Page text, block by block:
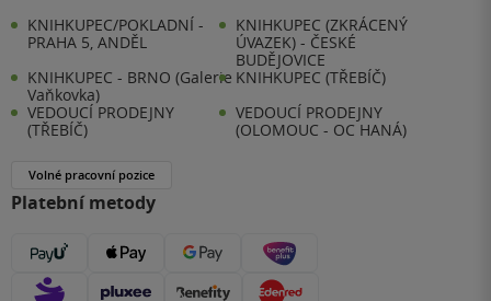
KNIHKUPEC/POKLADNÍ -
PRAHA 5, ANDĚL
KNIHKUPEC (ZKRÁCENÝ
ÚVAZEK) - ČESKÉ
BUDĚJOVICE
KNIHKUPEC - BRNO (Galerie
Vaňkovka)
KNIHKUPEC (TŘEBÍČ)
VEDOUCÍ PRODEJNY
(TŘEBÍČ)
VEDOUCÍ PRODEJNY
(OLOMOUC - OC HANÁ)
Volné pracovní pozice
Platební metody